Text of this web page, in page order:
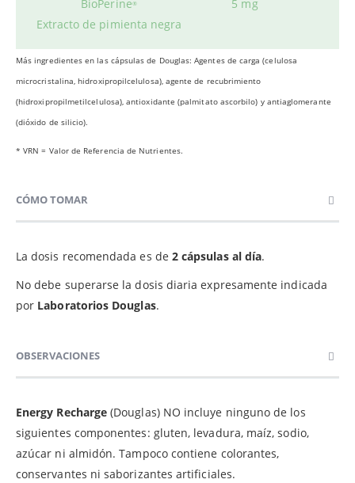
BioPerine®
Extracto de pimienta negra
5 mg
Más ingredientes en las cápsulas de Douglas: Agentes de carga (celulosa
microcristalina, hidroxipropilcelulosa), agente de recubrimiento
(hidroxipropilmetilcelulosa), antioxidante (palmitato ascorbilo) y antiaglomerante
(dióxido de silicio).
* VRN = Valor de Referencia de Nutrientes.
CÓMO TOMAR
La dosis recomendada es de 2 cápsulas al día.
No debe superarse la dosis diaria expresamente indicada
por Laboratorios Douglas.
OBSERVACIONES
Energy Recharge (Douglas) NO incluye ninguno de los
siguientes componentes: gluten, levadura, maíz, sodio,
azúcar ni almidón. Tampoco contiene colorantes,
conservantes ni saborizantes artificiales.